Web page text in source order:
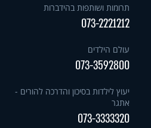
תרומות ושותפות בהידברות
073-2221212
עולם הילדים
073-3592800
יעוץ לילדות בסיכון והדרכה להורים -
אתגר
073-3333320